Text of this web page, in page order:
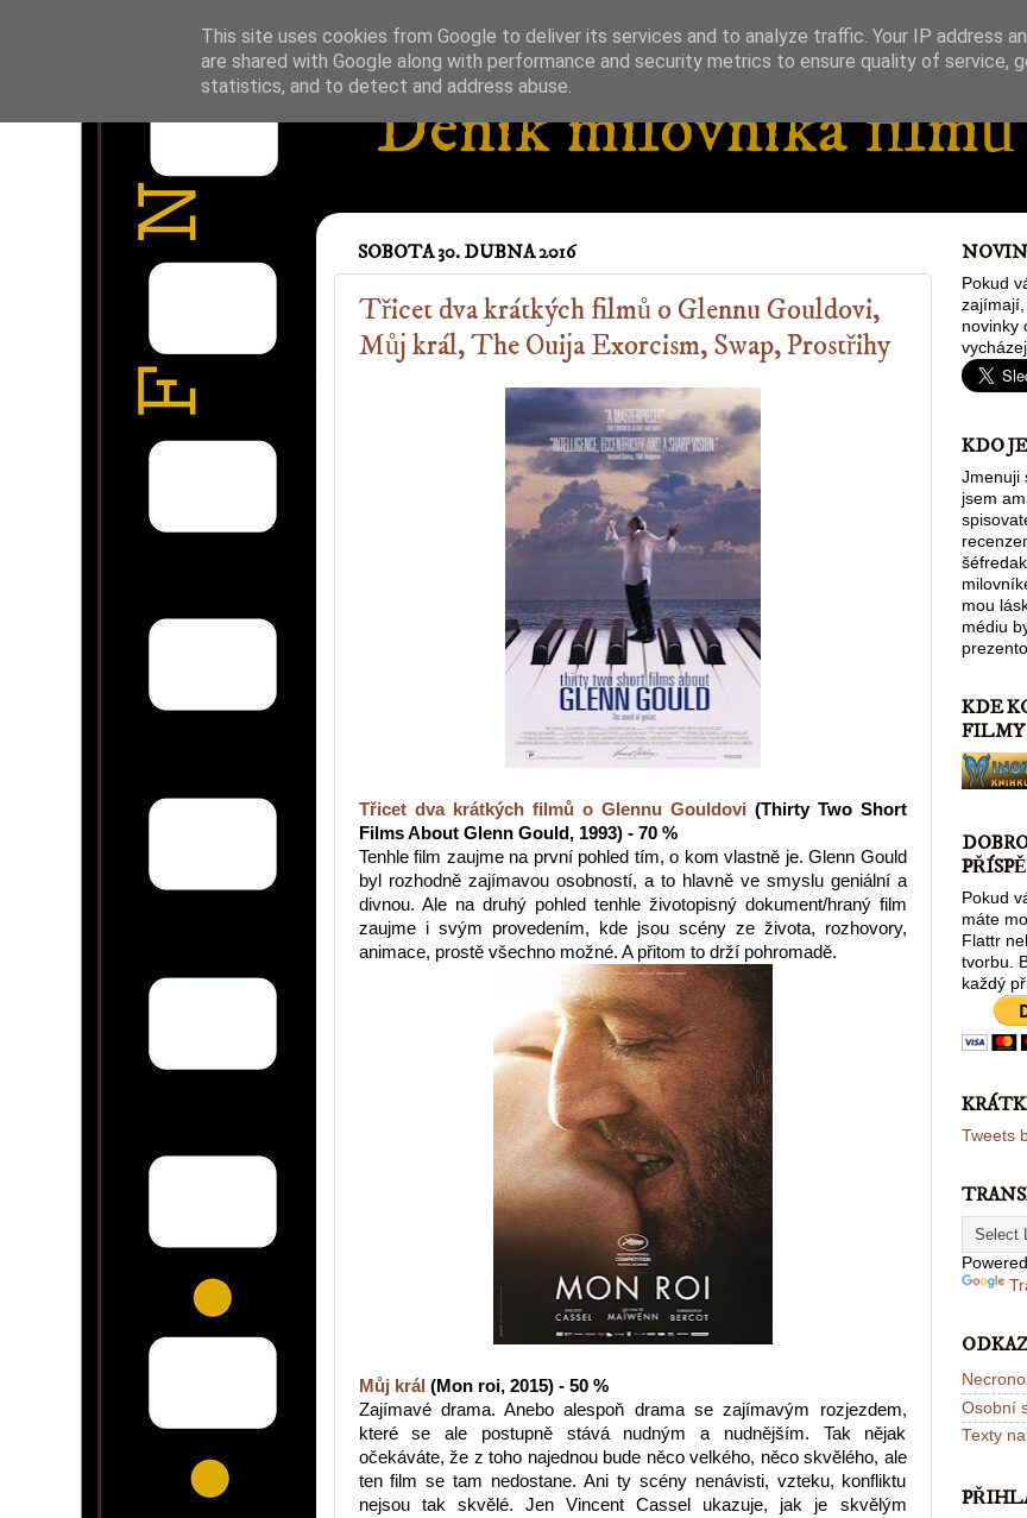
Deník milovníka filmů
SOBOTA 30. DUBNA 2016
Třicet dva krátkých filmů o Glennu Gouldovi,
Můj král, The Ouija Exorcism, Swap, Prostřihy
Třicet dva krátkých filmů o Glennu Gouldovi (Thirty Two Short
Films About Glenn Gould, 1993) - 70 %
Tenhle film zaujme na první pohled tím, o kom vlastně je. Glenn Gould
byl rozhodně zajímavou osobností, a to hlavně ve smyslu geniální a
divnou. Ale na druhý pohled tenhle životopisný dokument/hraný film
zaujme i svým provedením, kde jsou scény ze života, rozhovory,
animace, prostě všechno možné. A přitom to drží pohromadě.
Můj král (Mon roi, 2015) - 50 %
Zajímavé drama. Anebo alespoň drama se zajímavým rozjezdem,
které se ale postupně stává nudným a nudnějším. Tak nějak
očekáváte, že z toho najednou bude něco velkého, něco skvělého, ale
ten film se tam nedostane. Ani ty scény nenávisti, vzteku, konfliktu
nejsou tak skvělé. Jen Vincent Cassel ukazuje, jak je skvělým
Pokud
novinky
KDO
Jmenuji
jsem
mou
médiu
KDE
FILMY
Pokud
máte
Flattr
tvorbu.
každý
Tweets
Osobní
Texty
This site uses cookies from Google to deliver its services and to analyze traffic. Your IP address
are shared with Google along with performance and security metrics to ensure quality of service,
statistics, and to detect and address abuse.